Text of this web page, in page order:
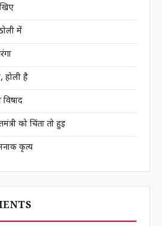
में
होली है
विषाद
को चिंता तो हुई
कृत्य